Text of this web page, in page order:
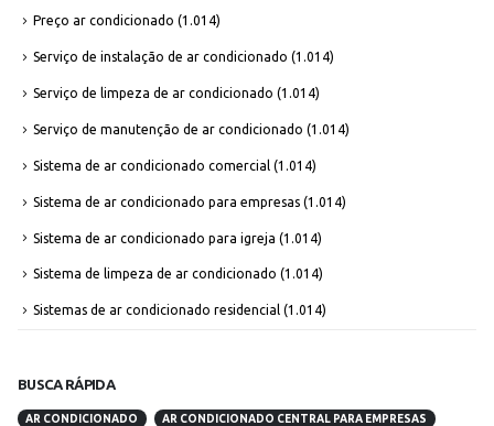
Preço ar condicionado (1.014)
Serviço de instalação de ar condicionado (1.014)
Serviço de limpeza de ar condicionado (1.014)
Serviço de manutenção de ar condicionado (1.014)
Sistema de ar condicionado comercial (1.014)
Sistema de ar condicionado para empresas (1.014)
Sistema de ar condicionado para igreja (1.014)
Sistema de limpeza de ar condicionado (1.014)
Sistemas de ar condicionado residencial (1.014)
BUSCA RÁPIDA
AR CONDICIONADO AR CONDICIONADO CENTRAL PARA EMPRESAS